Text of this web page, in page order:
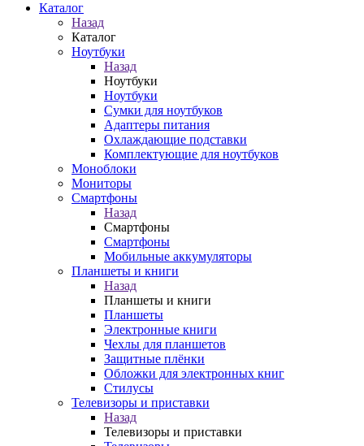
Каталог
Назад
Каталог
Ноутбуки
Назад
Ноутбуки
Ноутбуки
Сумки для ноутбуков
Адаптеры питания
Охлаждающие подставки
Комплектующие для ноутбуков
Моноблоки
Мониторы
Смартфоны
Назад
Смартфоны
Смартфоны
Мобильные аккумуляторы
Планшеты и книги
Назад
Планшеты и книги
Планшеты
Электронные книги
Чехлы для планшетов
Защитные плёнки
Обложки для электронных книг
Стилусы
Телевизоры и приставки
Назад
Телевизоры и приставки